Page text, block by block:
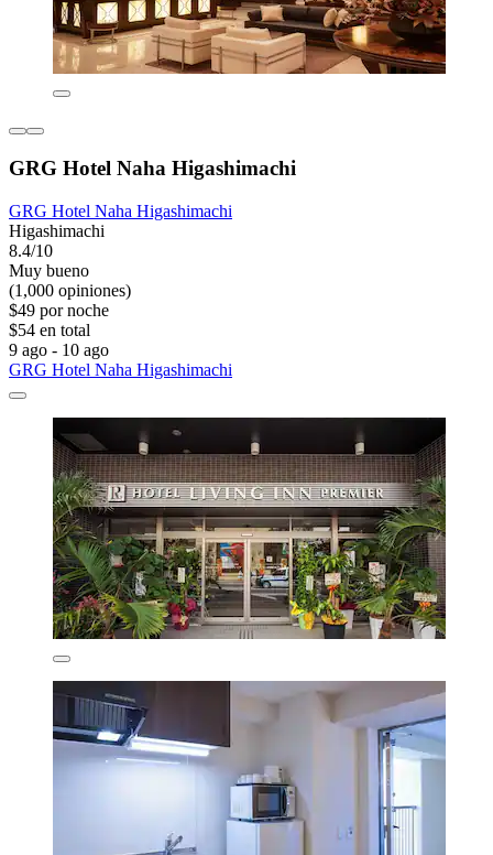
GRG Hotel Naha Higashimachi
GRG Hotel Naha Higashimachi
Higashimachi
8.4/10
Muy bueno
(1,000 opiniones)
$49 por noche
$54 en total
9 ago - 10 ago
GRG Hotel Naha Higashimachi